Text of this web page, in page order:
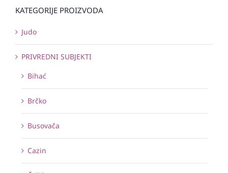
KATEGORIJE PROIZVODA
Judo
PRIVREDNI SUBJEKTI
Bihać
Brčko
Busovača
Cazin